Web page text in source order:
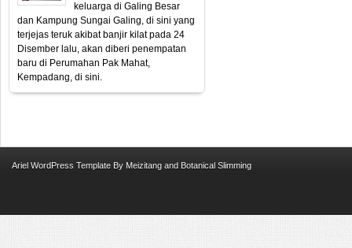
keluarga di Galing Besar
dan Kampung Sungai Galing, di sini yang
terjejas teruk akibat banjir kilat pada 24
Disember lalu, akan diberi penempatan
baru di Perumahan Pak Mahat,
Kempadang, di sini.
Ariel WordPress Template By Meizitang and Botanical Slimming